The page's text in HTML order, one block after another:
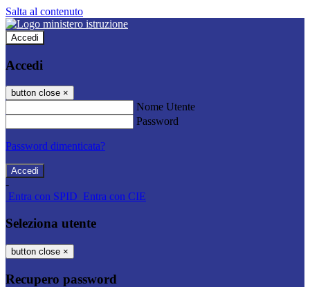
Salta al contenuto
Accedi
Accedi
button close ×
Nome Utente
Password
Password dimenticata?
-
Entra con SPID Entra con CIE
Seleziona utente
button close ×
Recupero password